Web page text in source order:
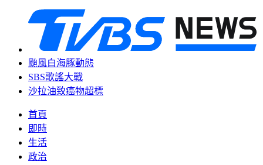
颱風白海豚動態
SBS歌謠大戰
沙拉油致癌物超標
首頁
即時
生活
政治